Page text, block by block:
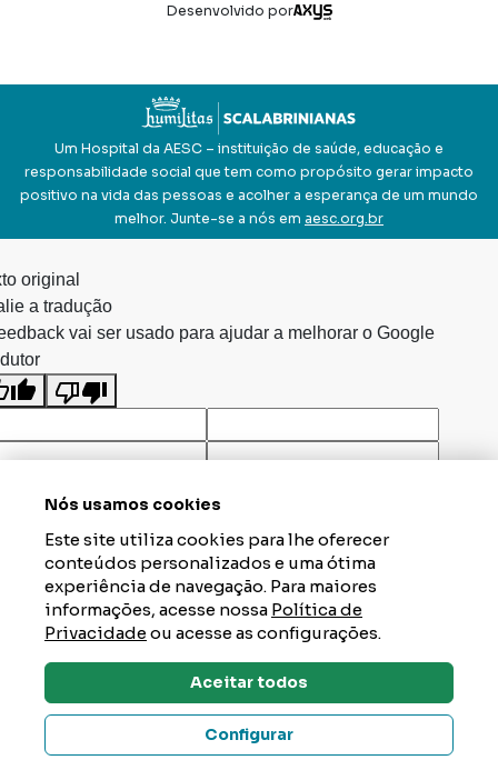
Desenvolvido por
Axysweb
Um Hospital da AESC – instituição de saúde, educação e
responsabilidade social que tem como propósito gerar impacto
positivo na vida das pessoas e acolher a esperança de um mundo
melhor. Junte-se a nós em aesc.org.br
Dúvidas? Tire Aqui
Nós usamos cookies
Este site utiliza cookies para lhe oferecer
conteúdos personalizados e uma ótima
experiência de navegação. Para maiores
informações, acesse nossa Política de
Privacidadeou acesse as configurações.
Aceitar todos
Configurar
original
a tradução
vai ser usado para ajudar a melhorar o Google